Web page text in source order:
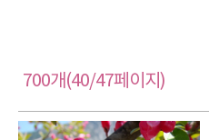
700개(40/47페이지)